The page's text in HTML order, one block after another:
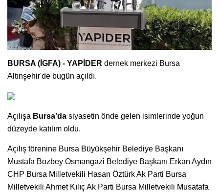
BURSA (İGFA) - YAPİDER dernek merkezi Bursa
Altınşehir'de bugün açıldı.
Açılışa Bursa'da siyasetin önde gelen isimlerinde yoğun
düzeyde katılım oldu.
Açılış törenine Bursa Büyükşehir Belediye Başkanı
Mustafa Bozbey Osmangazi Belediye Başkanı Erkan Aydın
CHP Bursa Milletvekili Hasan Öztürk Ak Parti Bursa
Milletvekili Ahmet Kılıç Ak Parti Bursa Milletvekili Musatafa